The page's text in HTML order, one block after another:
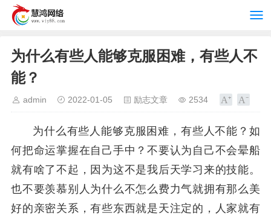
为什么有些人能够克服困难，有些人不
能？
admin 2022-01-05 励志文章 2534
为什么有些人能够克服困难，有些人不能？如
何把命运掌握在自己手中？不要认为自己不会晕船
就有啥了不起，因为这不是我后天学习来的技能。
也不要羡慕别人为什么不怎么费力气就拥有那么美
好的亲密关系，有些东西就是天注定的，人家就有